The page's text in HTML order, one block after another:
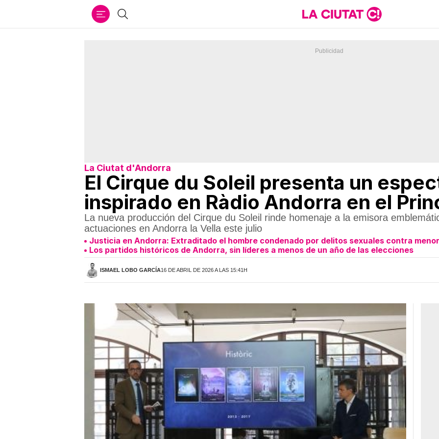
Buscar
La Ciutat d'Andorra
El Cirque du Soleil presenta un
inspirado en Ràdio Andorra en el
La nueva producción del Cirque du Soleil rinde homenaje a la emisora
actuaciones en Andorra la Vella este julio
Justicia en Andorra: Extraditado el hombre condenado por delitos sexuales contra
Los partidos históricos de Andorra, sin líderes a menos de un año de las elecciones
ISMAEL LOBO GARCÍA16 DE ABRIL DE 2026 A LAS 15:41H